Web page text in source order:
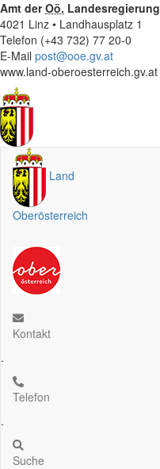
Amt derOö. Landesregierung
4021 Linz • Landhausplatz 1
Telefon (+43 732) 77 20-0
E-Mail post@ooe.gv.at
www.land-oberoesterreich.gv.at
Land
Oberösterreich
Kontakt
.
Telefon
.
Suche